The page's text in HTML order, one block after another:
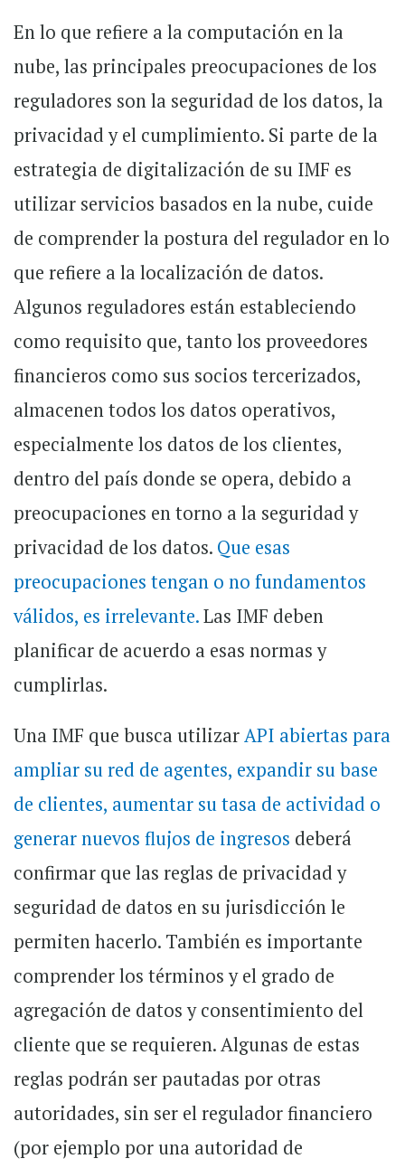
En lo que refiere a la computación en la
nube, las principales preocupaciones de los
reguladores son la seguridad de los datos, la
privacidad y el cumplimiento. Si parte de la
estrategia de digitalización de su IMF es
utilizar servicios basados en la nube, cuide
de comprender la postura del regulador en lo
que refiere a la localización de datos.
Algunos reguladores están estableciendo
como requisito que, tanto los proveedores
financieros como sus socios tercerizados,
almacenen todos los datos operativos,
especialmente los datos de los clientes,
dentro del país donde se opera, debido a
preocupaciones en torno a la seguridad y
privacidad de los datos. Que esas
preocupaciones tengan o no fundamentos
válidos, es irrelevante.Las IMF deben
planificar de acuerdo a esas normas y
cumplirlas.
Una IMF que busca utilizarAPI abiertas para
ampliar su red de agentes, expandir su base
de clientes, aumentar su tasa de actividad o
generar nuevos flujos de ingresos deberá
confirmar que las reglas de privacidad y
seguridad de datos en su jurisdicción le
permiten hacerlo. También es importante
comprender los términos y el grado de
agregación de datos y consentimiento del
cliente que se requieren. Algunas de estas
reglas podrán ser pautadas por otras
autoridades, sin ser el regulador financiero
(por ejemplo por una autoridad de